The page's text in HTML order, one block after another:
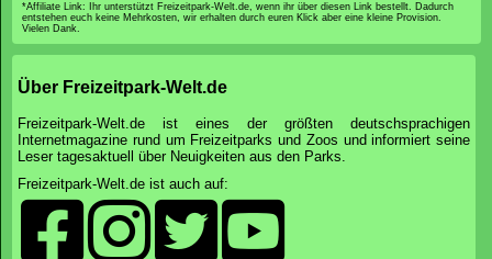
*Affiliate Link: Ihr unterstützt Freizeitpark-Welt.de, wenn ihr über diesen Link bestellt. Dadurch
entstehen euch keine Mehrkosten, wir erhalten durch euren Klick aber eine kleine Provision.
Vielen Dank.
Über Freizeitpark-Welt.de
Freizeitpark-Welt.de ist eines der größten deutschsprachigen
Internetmagazine rund um Freizeitparks und Zoos und informiert seine
Leser tagesaktuell über Neuigkeiten aus den Parks.
Freizeitpark-Welt.de ist auch auf: